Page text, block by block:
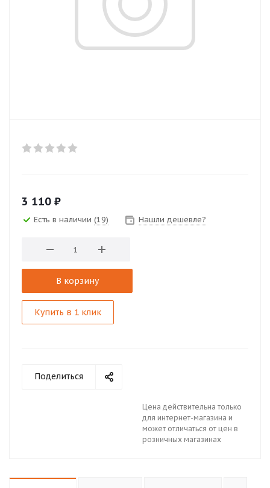
3 110 ₽
Есть в наличии (19) Нашли дешевле?
В корзину
Купить в 1 клик
Поделиться
Цена действительна только
для интернет-магазина и
может отличаться от цен в
розничных магазинах